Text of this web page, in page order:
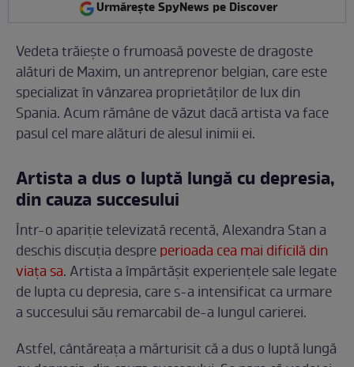
Urmărește SpyNews pe Discover
Vedeta trăiește o frumoasă poveste de dragoste
alături de Maxim, un antreprenor belgian, care este
specializat în vânzarea proprietăților de lux din
Spania. Acum rămâne de văzut dacă artista va face
pasul cel mare alături de alesul inimii ei.
Artista a dus o luptă lungă cu depresia,
din cauza succesului
Într-o apariție televizată recentă, Alexandra Stan a
deschis discuția despreperioada cea mai dificilă din
viața sa. Artista a împărtășit experiențele sale legate
de lupta cu depresia, care s-a intensificat ca urmare
a succesului său remarcabil de-a lungul carierei.
Astfel, cântăreața a mărturisit că a dus o luptă lungă